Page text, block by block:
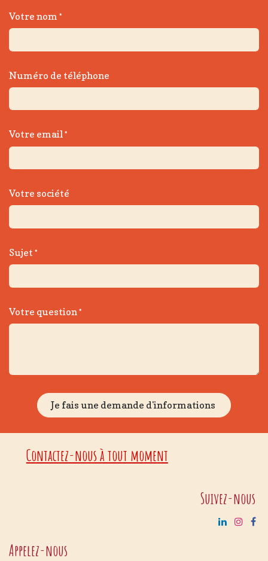
Votre nom *
Numéro de téléphone
Votre email*
Votre société
Sujet *
Votre question *
Je fais une demande d'informations
Contactez-nous à tout moment
Suivez-nous
Appelez-nous